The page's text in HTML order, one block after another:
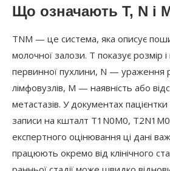
Що означають T, N і
TNM — це система, яка описує
молочної залози. T показує розмір
первинної пухлини, N — ураження
лімфовузлів, M — наявність або
метастазів. У документах
записи на кшталт T1N0M0,
експертного оцінювання ці дані
працюють окремо від клінічного